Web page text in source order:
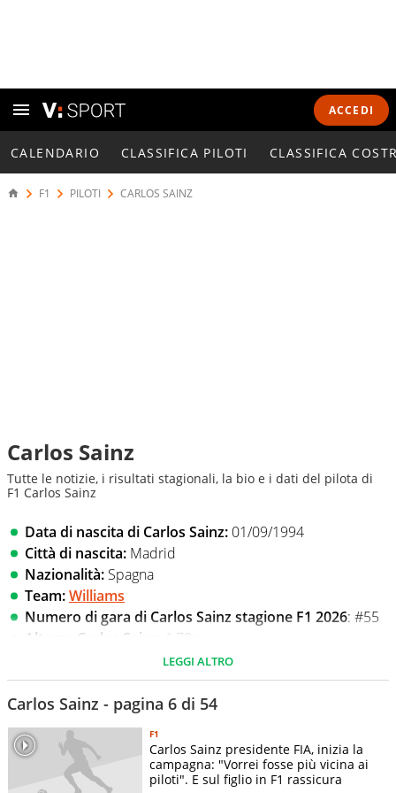
ACCEDI
CALENDARIO CLASSIFICA PILOTI CLASSIFICA
F1 PILOTI CARLOS SAINZ
Carlos Sainz
Tutte le notizie, i risultati stagionali, la bio e i dati del pilota di
F1 Carlos Sainz
Data di nascita di Carlos Sainz: 01/09/1994
Città di nascita: Madrid
Nazionalità: Spagna
Team:Williams
Numero di gara di Carlos Sainz stagione F1 2026: #55
Altezza Carlos Sainz
: 1,78m
Stipendio Carlos Sainz: $ 10.000.000
Social: profiloInstagram
Carlos Sainz Vazquez De Castro
Carlos
che è stato due volte campione del mondo nei rally e
ha vinto per tre volte la Dakar, l'ultima proprio nel 2024.
Carlos Jr. ha confermato di avere nel Dna la velocità del suo
LEGGI ALTRO
Carlos Sainz - pagina 6 di 54
F1
Carlos Sainz presidente FIA, inizia la
campagna: "Vorrei fosse più vicina ai
piloti". E sul figlio in F1 rassicura